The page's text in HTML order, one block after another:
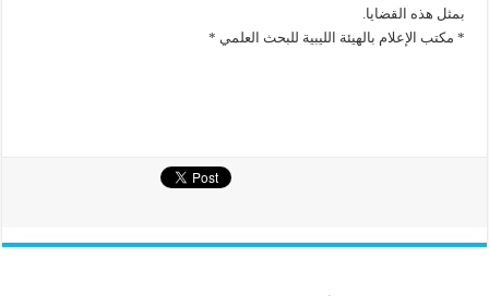
بمثل هذه القضايا.
* مكتب الإعلام بالهيئة الليبية للبحث العلمي *